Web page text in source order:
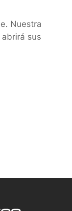
Nuestra
sus